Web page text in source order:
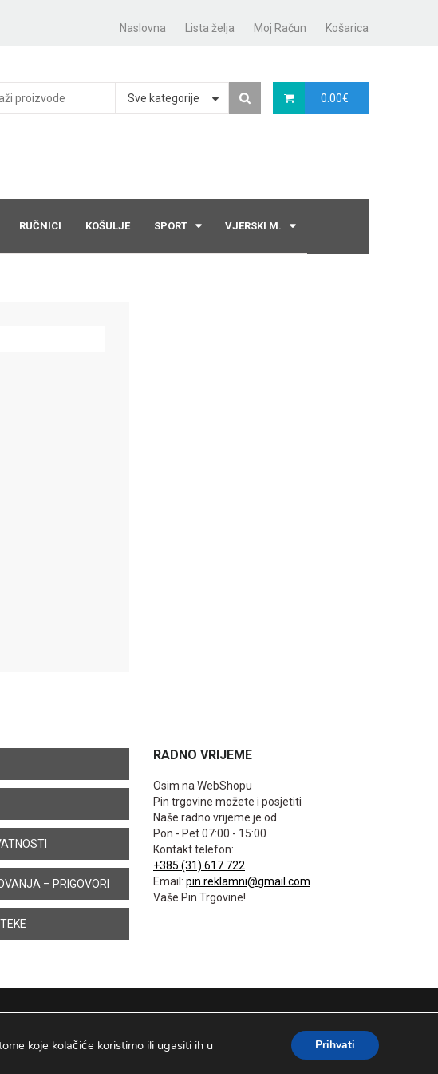
Naslovna Lista želja Moj Račun Košarica
0.00€
Sve kategorije
RUČNICI KOŠULJE SPORT VJERSKI M.
– PRIGOVORI
RADNO VRIJEME
Osim na WebShopu
Pin trgovine možete i posjetiti
Naše radno vrijeme je od
Pon - Pet 07:00 - 15:00
Kontakt telefon:
+385 (31) 617 722
Email: pin.reklamni@gmail.com
Vaše Pin Trgovine!
koje kolačiće koristimo ili ugasiti ih u
Prihvati